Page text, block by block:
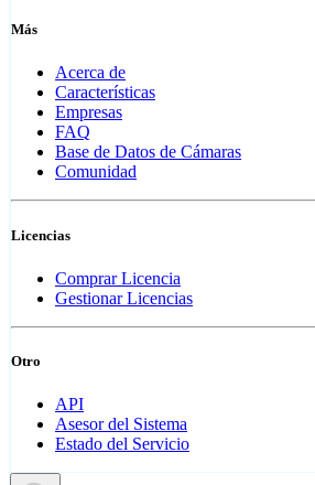
Más
Acerca de
Características
Empresas
FAQ
Base de Datos de Cámaras
Comunidad
Licencias
Comprar Licencia
Gestionar Licencias
Otro
API
Asesor del Sistema
Estado del Servicio